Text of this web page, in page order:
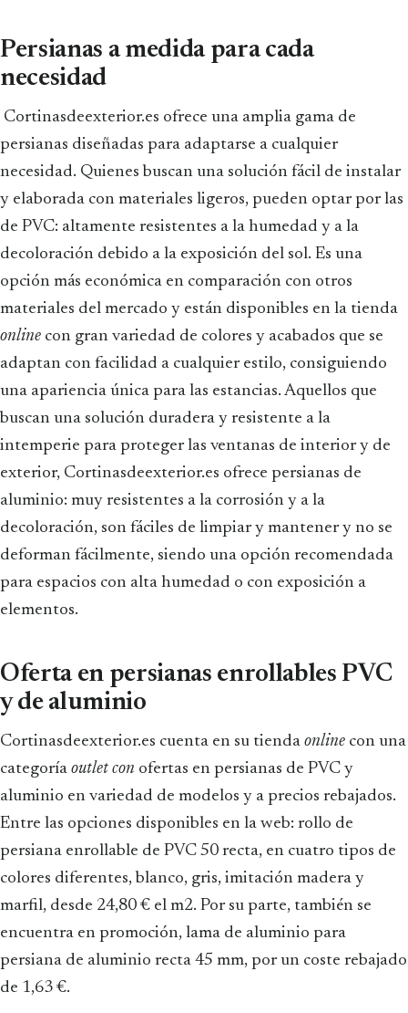
Persianas a medida para cada
necesidad
Cortinasdeexterior.es ofrece una amplia gama de
persianas diseñadas para adaptarse a cualquier
necesidad. Quienes buscan una solución fácil de instalar
y elaborada con materiales ligeros, pueden optar por las
de PVC: altamente resistentes a la humedad y a la
decoloración debido a la exposición del sol. Es una
opción más económica en comparación con otros
materiales del mercado y están disponibles en la tienda
online con gran variedad de colores y acabados que se
adaptan con facilidad a cualquier estilo, consiguiendo
una apariencia única para las estancias. Aquellos que
buscan una solución duradera y resistente a la
intemperie para proteger las ventanas de interior y de
exterior, Cortinasdeexterior.es ofrece persianas de
aluminio: muy resistentes a la corrosión y a la
decoloración, son fáciles de limpiar y mantener y no se
deforman fácilmente, siendo una opción recomendada
para espacios con alta humedad o con exposición a
elementos.
Oferta en persianas enrollables PVC
y de aluminio
Cortinasdeexterior.es cuenta en su tienda online con una
categoría outlet con ofertas en persianas de PVC y
aluminio en variedad de modelos y a precios rebajados.
Entre las opciones disponibles en la web: rollo de
persiana enrollable de PVC 50 recta, en cuatro tipos de
colores diferentes, blanco, gris, imitación madera y
marfil, desde 24,80 € el m2. Por su parte, también se
encuentra en promoción, lama de aluminio para
persiana de aluminio recta 45 mm, por un coste rebajado
de 1,63 €.